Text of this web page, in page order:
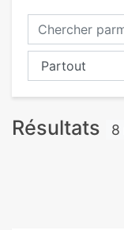
Chercher
Chercher dans...
Résultats 8